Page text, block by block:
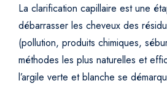
La clarification capillaire est une
débarrasser les cheveux des
(pollution, produits chimiques,
méthodes les plus naturelles et
l’argile verte et blanche se